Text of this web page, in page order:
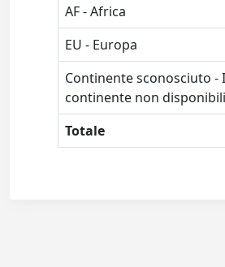
AF - Africa
EU - Europa
Continente sconosciuto -
continente non disponibili
Totale